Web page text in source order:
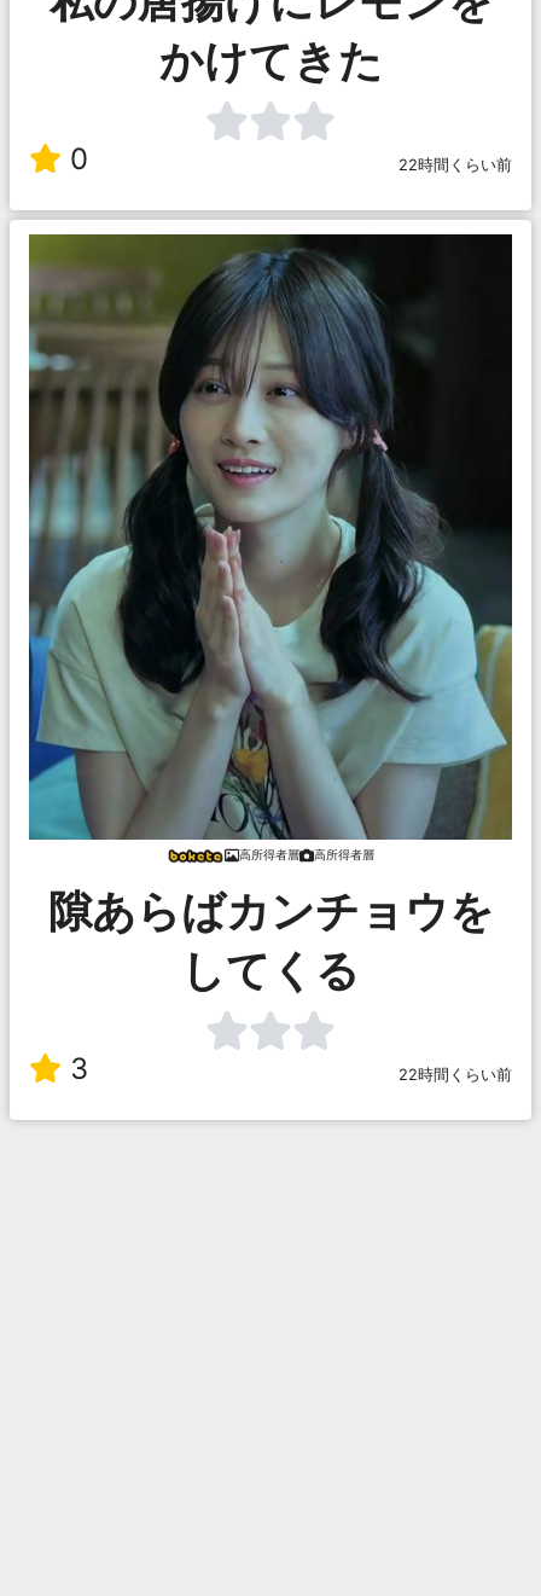
かけてきた
0 22時間くらい前
高所得者層 高所得者層
隙あらばカンチョウを
してくる
3 22時間くらい前